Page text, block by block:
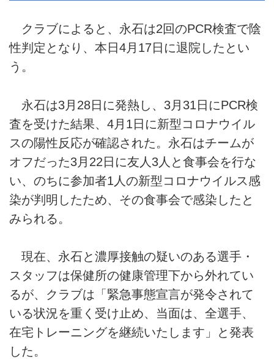
クラブによると、永石は2回のPCR検査で陰
性判定となり、本日4月17日に退院したとい
う。
永石は3月28日に発熱し、3月31日にPCR検
査を受けた結果、4月1日に新型コロナウイル
スの陽性反応が確認された。永石はチームが
オフだった3月22日に友人3人と食事会を行な
い、のちに参加者1人の新型コロナウイルス感
染が判明したため、その食事会で感染したと
みられる。
現在、永石と濃厚接触の疑いのある選手・
スタッフは保健所の健康管理下から外れてい
るが、クラブは「緊急事態宣言が発令されて
いる状況を重く受け止め、当面は、全選手、
在宅トレーニングを継続いたします」と発表
した。